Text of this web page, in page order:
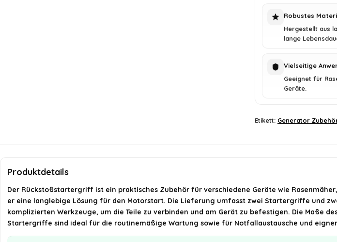
Robustes
Hergestellt aus
lange
Vielseitige
Geeignet für
Geräte.
Etikett: Generator
Produktdetails
Der Rückstoßstartergriff ist ein praktisches Zubehör für verschiedene Geräte wie
er eine langlebige Lösung für den Motorstart. Die Lieferung umfasst zwei Startergriffe und
komplizierten Werkzeuge, um die Teile zu verbinden und am Gerät zu befestigen. Die Maße
Startergriffe sind ideal für die routinemäßige Wartung sowie für Notfallaustausche und